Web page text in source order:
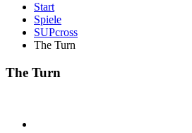
Start
Spiele
SUPcross
The Turn
The Turn